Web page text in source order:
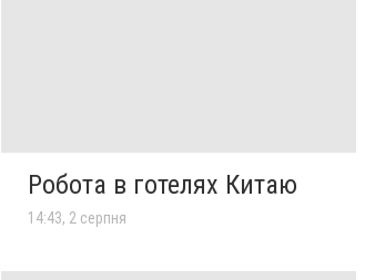
Робота в готелях Китаю
14:43, 2 серпня